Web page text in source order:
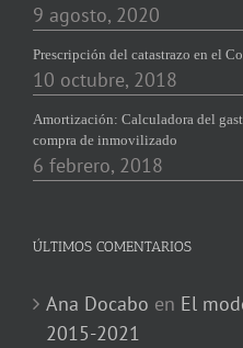
9 agosto, 2020
Prescripción del catastrazo en el
10 octubre, 2018
Amortización: Calculadora del
compra de inmovilizado
6 febrero, 2018
ÚLTIMOS COMENTARIOS
Ana Docabo en El
2015-2021